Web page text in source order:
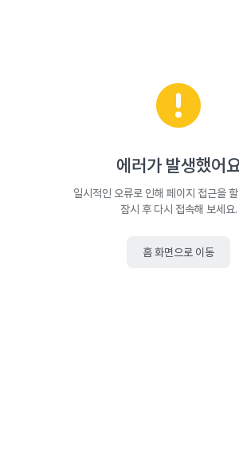
에러가 발생했어
일시적인 오류로 인해 페이지 접근을
잠시 후 다시 접속해 보세요.
홈 화면으로 이동